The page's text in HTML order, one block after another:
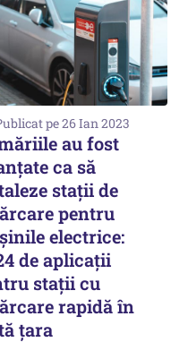
pe 26 Ian 2023
au fost
ca să
stații de
pentru
electrice:
de aplicații
stații cu
rapidă în
țara